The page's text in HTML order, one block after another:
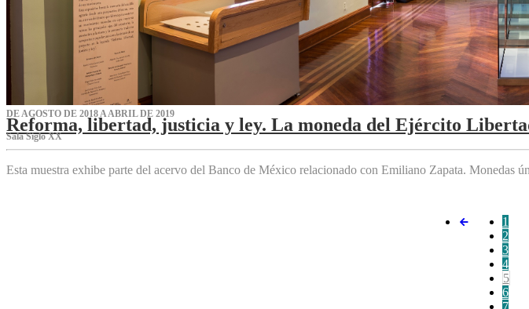
DE AGOSTO DE 2018 A ABRIL DE 2019
Reforma, libertad, justicia y ley. La moneda del Ejército
Sala Siglo XX
Esta muestra exhibe parte del acervo del Banco de México relacionado con Emiliano Zapata. Monedas
1
2
3
4
5
6
7